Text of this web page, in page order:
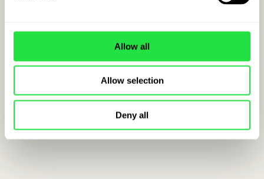
Allow all
Allow selection
Deny all